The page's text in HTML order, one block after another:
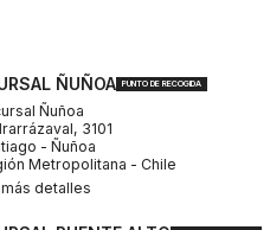
ÑUÑOA PUNTO DE RECOGIDA
Ñuñoa
3101
- Ñuñoa
Metropolitana - Chile
detalles